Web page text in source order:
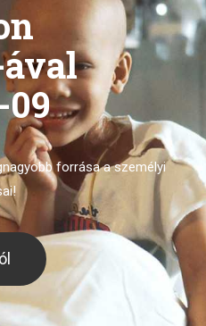
ával
09
forrásaa személyi